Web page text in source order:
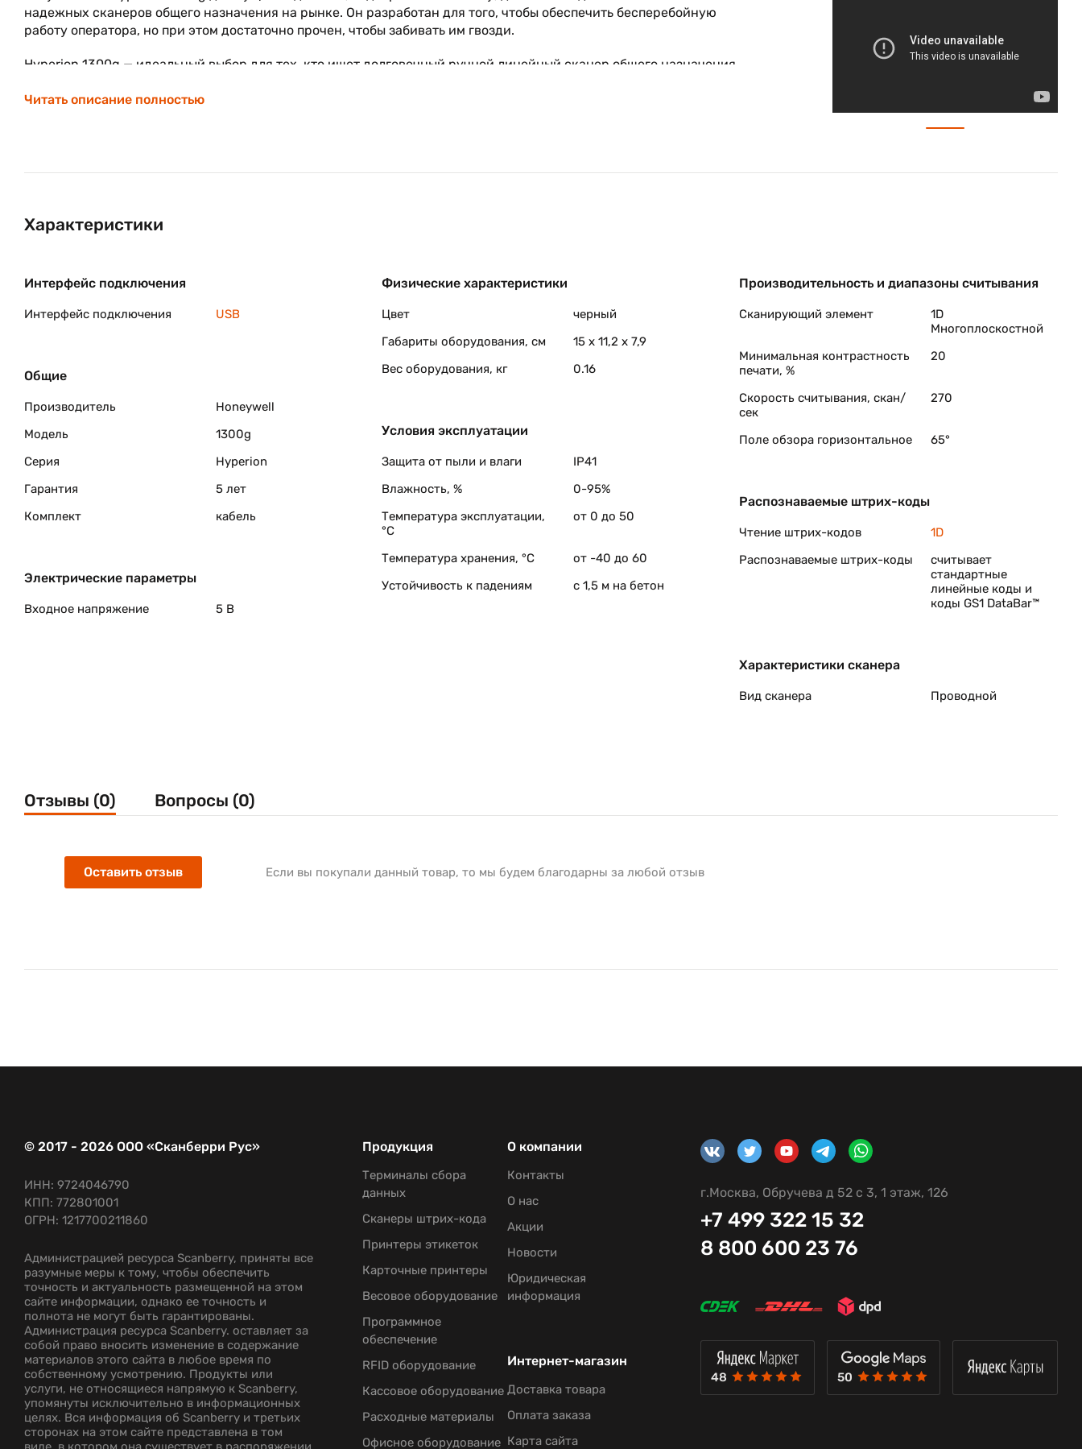
надежных сканеров общего назначения на рынке. Он разработан для того, чтобы обеспечить бесперебойную
работу оператора, но при этом достаточно прочен, чтобы забивать им гвозди.
Hyperion 1300g — идеальный выбор для тех, кто ищет долговечный ручной линейный сканер общего назначения
Читать описание полностью
Характеристики
Интерфейс подключения
Интерфейс подключения USB
Общие
Производитель
Honeywell
Модель
1300g
Серия
Hyperion
Гарантия
5 лет
Комплект
кабель
Электрические параметры
Входное напряжение 5 В
Физические характеристики
Цвет
черный
Габариты оборудования, см
15 x 11,2 x 7,9
Вес оборудования, кг
0.16
Условия эксплуатации
Защита от пыли и влаги
IP41
Влажность, %
0-95%
Температура эксплуатации,
°C
от 0 до 50
Температура хранения, °C
от -40 до 60
Устойчивость к падениям
с 1,5 м на бетон
Производительность и диапазоны считывания
Сканирующий элемент
1D
Многоплоскостной
Минимальная контрастность
печати, %
20
Скорость считывания, скан/
сек
270
Поле обзора горизонтальное 65°
Распознаваемые штрих-коды
Чтение штрих-кодов
1D
Распознаваемые штрих-коды
считывает
стандартные
линейные коды и
коды GS1 DataBar™
Характеристики сканера
Вид сканера Проводной
Отзывы (0) Вопросы (0)
Оставить отзыв Если вы покупали данный товар, то мы будем благодарны за любой отзыв
© 2017 - 2026 ООО «Сканберри Рус»
ИНН: 9724046790
КПП: 772801001
ОГРН: 1217700211860
Продукция
Терминалы сбора
данных
Сканеры штрих-кода
Принтеры этикеток
Карточные принтеры
Весовое оборудование
Программное
обеспечение
RFID оборудование
Кассовое оборудование
Расходные материалы
Офисное оборудование
О компании
Контакты
О нас
Акции
Новости
Юридическая
информация
Интернет-магазин
Доставка товара
Оплата заказа
Карта сайта
г.Москва, Обручева д 52 с 3, 1 этаж, 126
+7 499 322 15 32
8 800 600 23 76
48 50